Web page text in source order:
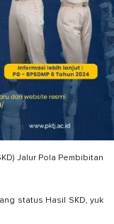
Jalur Pola Pembibitan
status Hasil SKD, yuk